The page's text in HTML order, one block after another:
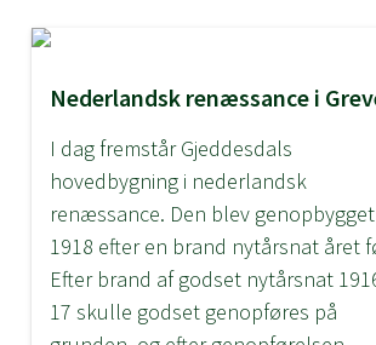
Nederlandsk renæssance i
I dag fremstår Gjeddesdals
hovedbygning i nederlandsk
renæssance. Den blev
1918 efter en brand nytårsnat året
Efter brand af godset nytårsnat
17 skulle godset genopføres på